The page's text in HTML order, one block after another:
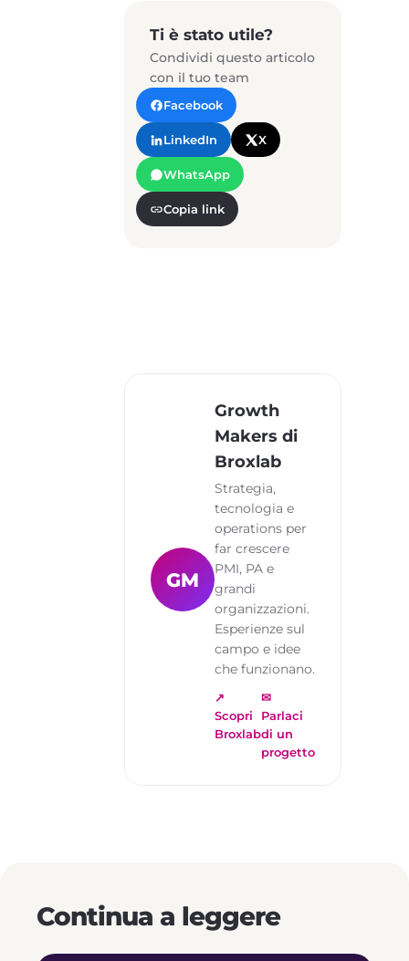
Ti è stato utile?
Condividi questo articolo
con il tuo team
Facebook
LinkedIn X
WhatsApp
Copia link
GM
Growth
Makers di
Broxlab
Strategia,
tecnologia e
operations per
far crescere
PMI, PA e
grandi
organizzazioni.
Esperienze sul
campo e idee
che funzionano.
↗
Scopri
Broxlab
✉
Parlaci
di un
progetto
Continua a leggere